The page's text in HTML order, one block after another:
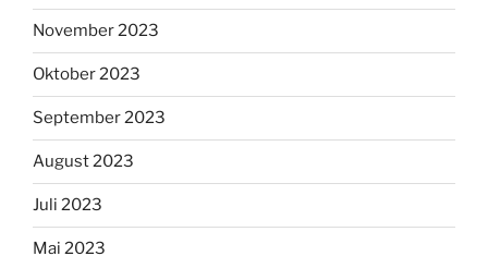
November 2023
Oktober 2023
September 2023
August 2023
Juli 2023
Mai 2023